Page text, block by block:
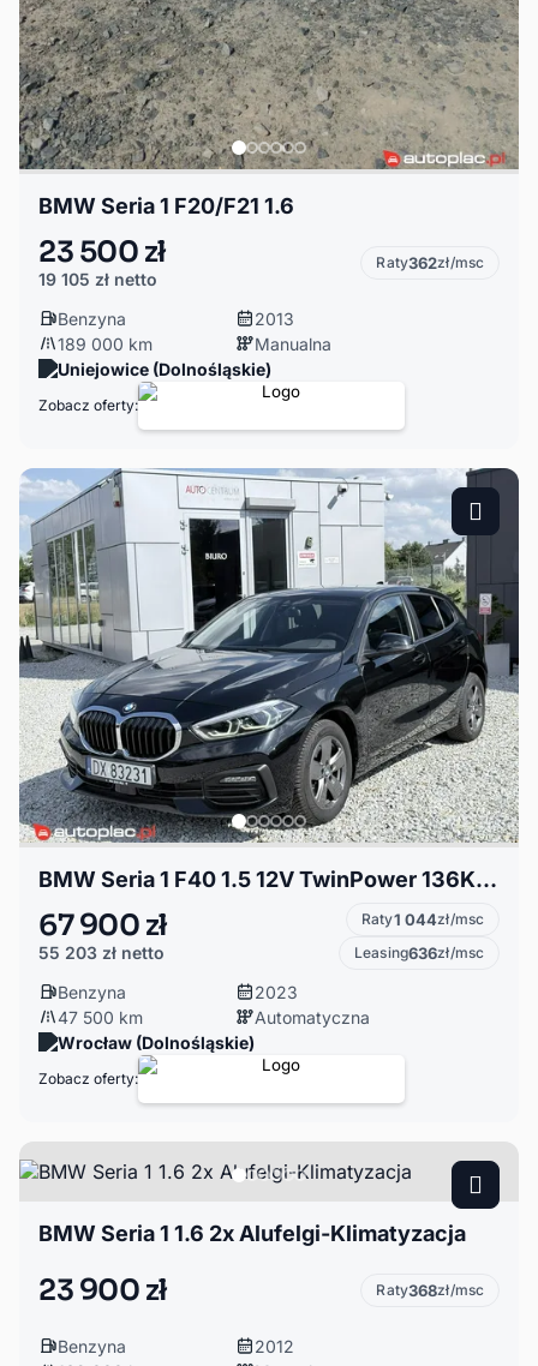
BMW Seria 1 F20/F21 1.6
23 500 zł
19 105 zł netto
Raty362zł/msc
Benzyna
2013
189 000 km
Manualna
Uniejowice (Dolnośląskie)
Zobacz oferty:
BMW Seria 1 F40 1.5 12V TwinPower 136KM tylko 47tys km!!! nawigacja, automat, ACC, kam
67 900 zł
55 203 zł netto
Raty1 044zł/msc
Leasing636zł/msc
Benzyna
2023
47 500 km
Automatyczna
Wrocław (Dolnośląskie)
Zobacz oferty:
BMW Seria 1 1.6 2x Alufelgi-Klimatyzacja
23 900 zł Raty368zł/msc
Benzyna
2012